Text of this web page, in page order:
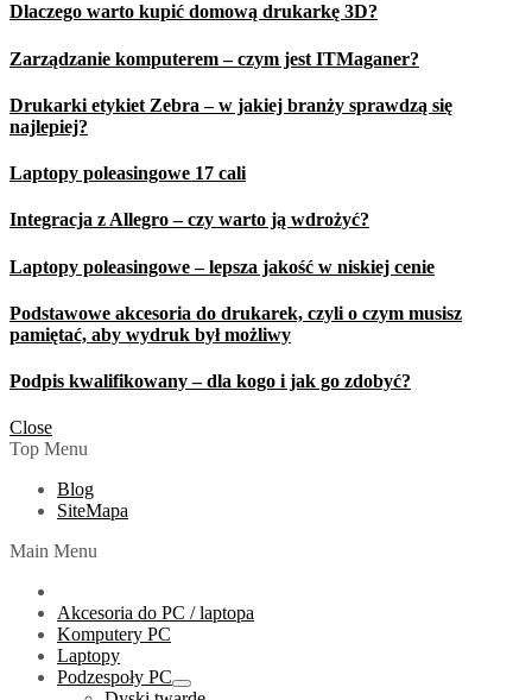
Dlaczego warto kupić domową drukarkę 3D?
Zarządzanie komputerem – czym jest ITMaganer?
Drukarki etykiet Zebra – w jakiej branży sprawdzą się
najlepiej?
Laptopy poleasingowe 17 cali
Integracja z Allegro – czy warto ją wdrożyć?
Laptopy poleasingowe – lepsza jakość w niskiej cenie
Podstawowe akcesoria do drukarek, czyli o czym musisz
pamiętać, aby wydruk był możliwy
Podpis kwalifikowany – dla kogo i jak go zdobyć?
Close
Top Menu
Blog
SiteMapa
Main Menu
Akcesoria do PC / laptopa
Komputery PC
Laptopy
Podzespoły PC
Show